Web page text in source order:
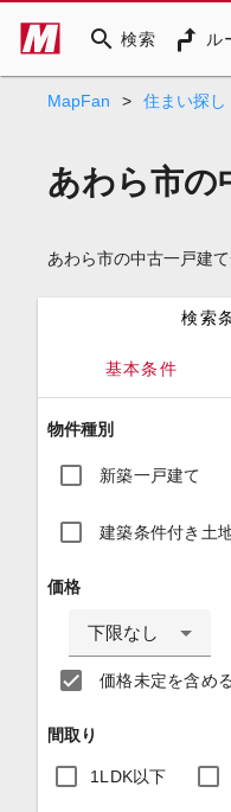
search 検索 ル
MapFan > 住まい探し
あわら市の
あわら市の中古一戸建
検索
基本条件
物件種別
新築一戸建て
建築条件付き土
価格
下限なし
価格未定を含める
間取り
1LDK以下